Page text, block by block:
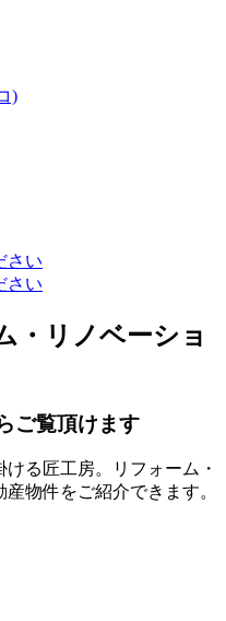
ご覧頂けます
る匠工房。リフォーム・
物件をご紹介できます。